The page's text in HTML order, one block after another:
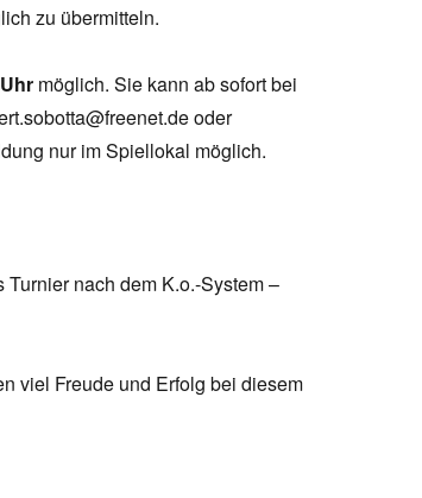
zu übermitteln.
möglich. Sie kann ab sofort bei
oder
nur im Spiellokal möglich.
nach dem K.o.-System –
viel Freude und Erfolg bei diesem